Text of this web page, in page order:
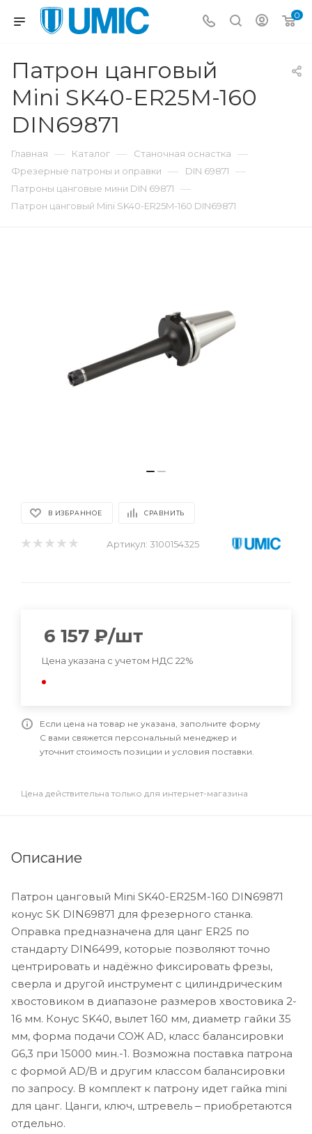
0
Патрон цанговый
Mini SK40-ER25M-160
DIN69871
Главная — Каталог — Станочная оснастка —
Фрезерные патроны и оправки — DIN 69871 —
Патроны цанговые мини DIN 69871 —
Патрон цанговый Mini SK40-ER25M-160 DIN69871
В ИЗБРАННОЕ СРАВНИТЬ
Артикул: 3100154325
6 157 ₽/шт
Цена указана с учетом НДС 22%
Если цена на товар не указана, заполните форму
С вами свяжется персональный менеджер и
уточнит стоимость позиции и условия поставки.
Цена действительна только для интернет-магазина
Описание
Патрон цанговый Mini SK40-ER25M-160 DIN69871
конус SK DIN69871 для фрезерного станка.
Оправка предназначена для цанг ER25 по
стандарту DIN6499, которые позволяют точно
центрировать и надёжно фиксировать фрезы,
сверла и другой инструмент с цилиндрическим
хвостовиком в диапазоне размеров хвостовика 2-
16 мм. Конус SK40, вылет 160 мм, диаметр гайки 35
мм, форма подачи СОЖ AD, класс балансировки
G6,3 при 15000 мин.-1. Возможна поставка патрона
с формой AD/B и другим классом балансировки
по запросу. В комплект к патрону идет гайка mini
для цанг. Цанги, ключ, штревель ‒ приобретаются
отдельно.